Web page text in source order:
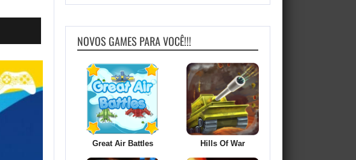
NOVOS GAMES PARA VOCÊ!!!
Great Air Battles Hills Of War